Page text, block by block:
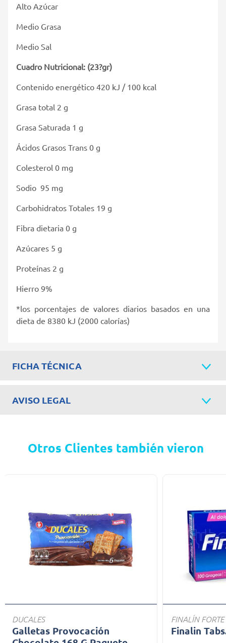
Alto Azúcar
Medio Grasa
Medio Sal
Cuadro Nutricional: (23?gr)
Contenido energético 420 kJ / 100 kcal
Grasa total 2 g
Grasa Saturada 1 g
Ácidos Grasos Trans 0 g
Colesterol 0 mg
Sodio 95 mg
Carbohidratos Totales 19 g
Fibra dietaria 0 g
Azúcares 5 g
Proteínas 2 g
Hierro 9%
*los porcentajes de valores diarios basados en una
dieta de 8380 kJ (2000 calorías)
FICHA TÉCNICA
AVISO LEGAL
Otros Clientes también vieron
DUCALES
Galletas Provocación
FINALÍN FORTE
Finalin